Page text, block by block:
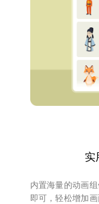
实
内置海量的动画
即可，轻松增加画